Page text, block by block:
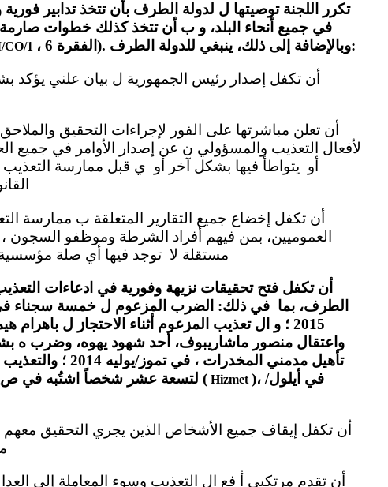
تكرر اللجنة توصيتها ل لدولة الطرف بأن تتخذ تدابير
في جميع أنحاء البلد، و ب أن تتخذ كذلك خطوات صارمة
1 ، الفقرة 6). وبالإضافة إلى ذلك، ينبغي للدولة الطرف:
لأفعال التعذيب والمسؤولي ن عن إصدار الأوامر في جميع
أو يتواطأ فيها بشكل آخر أو ي قبل ممارسة
العموميين، بمن فيهم أفراد الشرطة وموظفو السجون ،
مستقلة لا توجد فيها أي صلة مؤسسية
أن تكفل فتح تحقيقات نزيهة وفورية في ادعاءات
الطرف، بما في ذلك: الضرب المزعوم ل خمسة سجناء
واعتقال منصور ماشاريبوف، أحد شهود يهوه، وضرب ه
تأهيل مدمني
لتسعة عشر شخصاً اشتُبه في ص ِ لات هم ب الحركة الإسلامية المدنية هيزمت ( Hizmet )، في أيلول/